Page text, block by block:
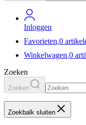
Inloggen
Favorieten,0
Winkelwagen,0
Zoeken
Zoeken
Zoekbalk sluiten